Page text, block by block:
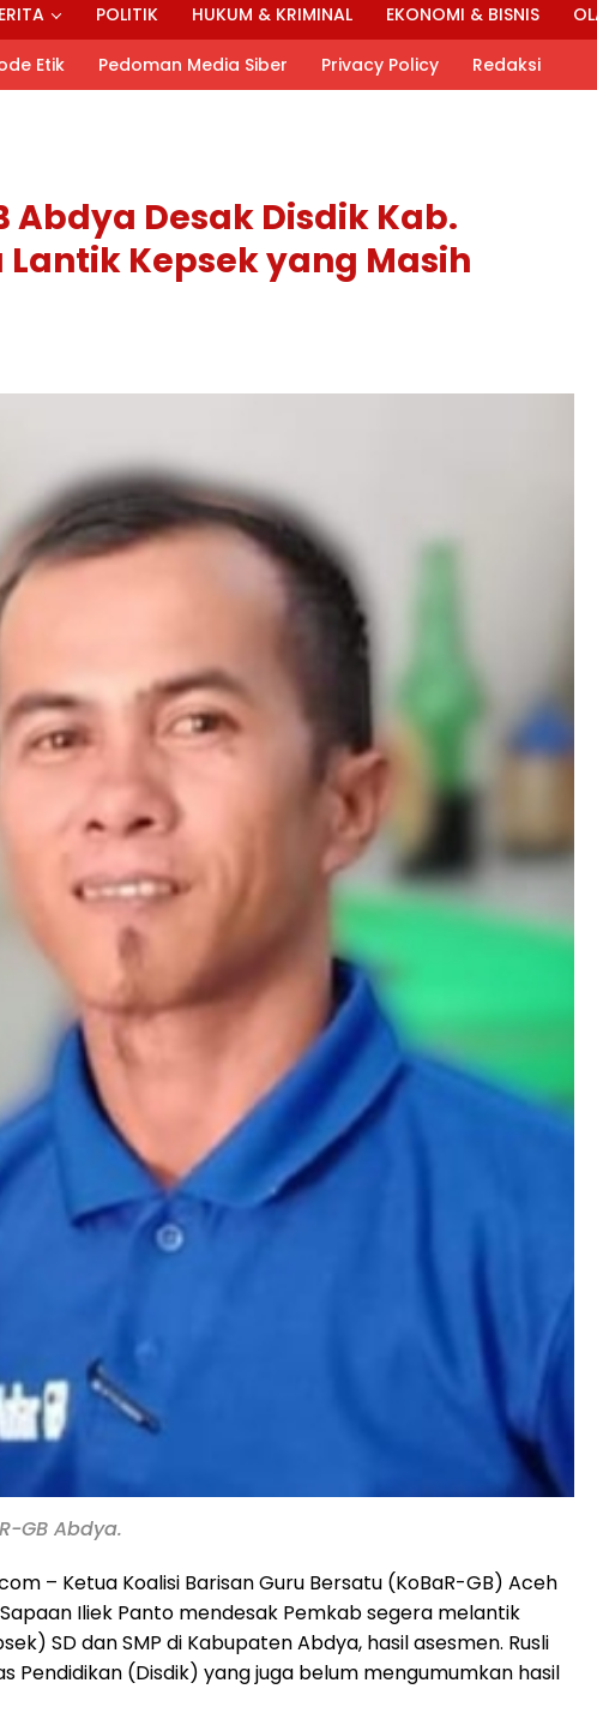
POLITIK HUKUM & KRIMINAL EKONOMI & BISNIS
Etik Pedoman Media Siber Privacy Policy Redaksi
Abdya Desak Disdik Kab.
Kepsek yang Masih
GB Abdya.
– Ketua Koalisi Barisan Guru Bersatu (KoBaR-GB) Aceh
Iliek Panto mendesak Pemkab segera melantik
SD dan SMP di Kabupaten Abdya, hasil asesmen. Rusli
Pendidikan (Disdik) yang juga belum mengumumkan hasil